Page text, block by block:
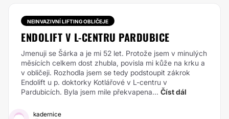
NEINVAZIVNÍ LIFTING OBLIČEJE
ENDOLIFT V L-CENTRU PARDUBICE
Jmenuji se Šárka a je mi 52 let. Protože jsem v minulých
měsících celkem dost zhubla, povisla mi kůže na krku a
v obličeji. Rozhodla jsem se tedy podstoupit zákrok
Endolift u p. doktorky Kotlářové v L-centru v
Pardubicích. Byla jsem mile překvapena... Číst dál
kadernice